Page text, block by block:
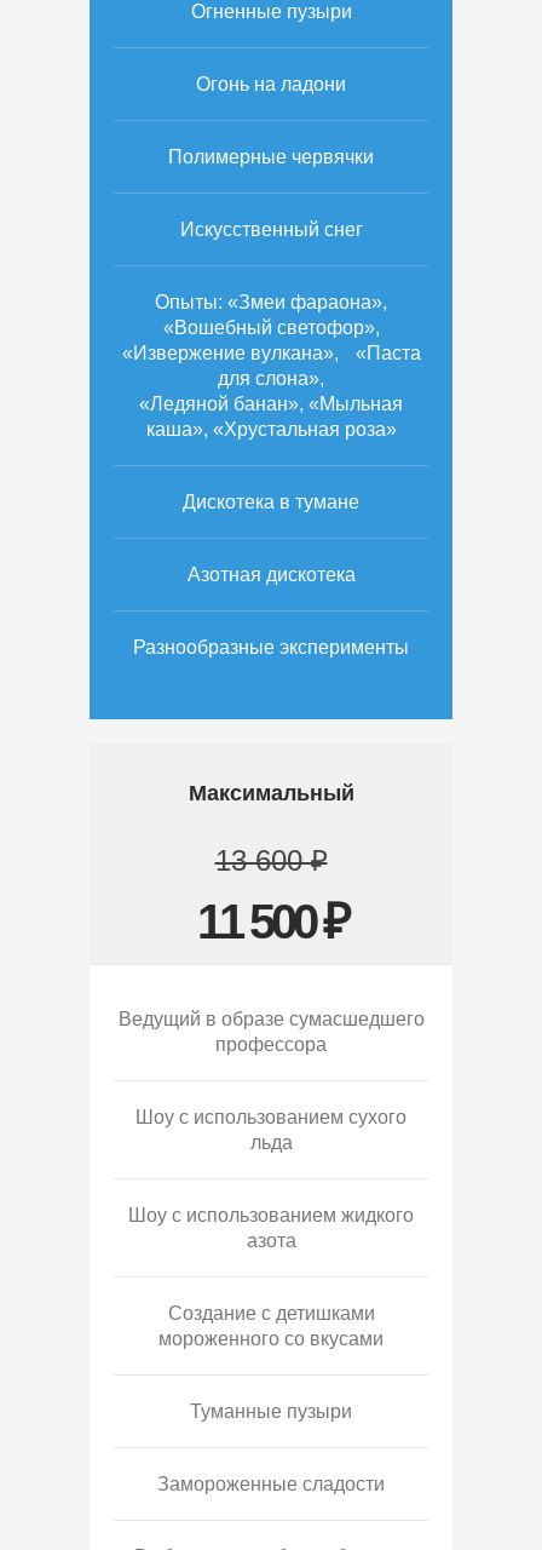
Огненные пузыри
Огонь на ладони
Полимерные червячки
Искусственный снег
Опыты: «Змеи фараона»,
«Вошебный светофор»,
«Извержение вулкана», «Паста
для слона»,
«Ледяной банан», «Мыльная
каша», «Хрустальная роза»
Дискотека в тумане
Азотная дискотека
Разнообразные эксперименты
Максимальный
13 600 ₽
11 500 ₽
Ведущий в образе сумасшедшего
профессора
Шоу с использованием сухого
льда
Шоу с использованием жидкого
азота
Создание с детишками
мороженного со вкусами
Туманные пузыри
Замороженные сладости